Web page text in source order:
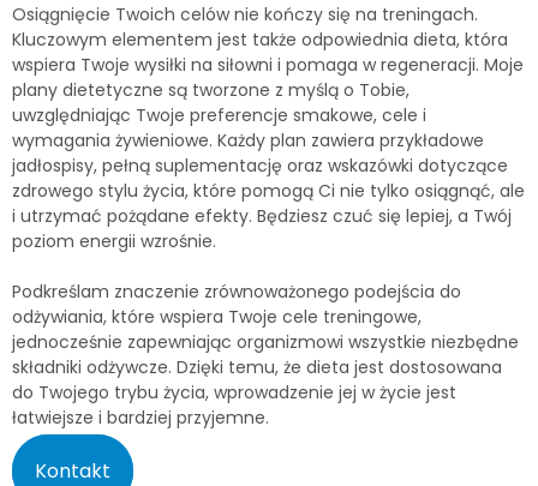
Osiągnięcie Twoich celów nie kończy się na treningach.
Kluczowym elementem jest także odpowiednia dieta, która
wspiera Twoje wysiłki na siłowni i pomaga w regeneracji. Moje
plany dietetyczne są tworzone z myślą o Tobie,
uwzględniając Twoje preferencje smakowe, cele i
wymagania żywieniowe. Każdy plan zawiera przykładowe
jadłospisy, pełną suplementację oraz wskazówki dotyczące
zdrowego stylu życia, które pomogą Ci nie tylko osiągnąć, ale
i utrzymać pożądane efekty. Będziesz czuć się lepiej, a Twój
poziom energii wzrośnie.
Podkreślam znaczenie zrównoważonego podejścia do
odżywiania, które wspiera Twoje cele treningowe,
jednocześnie zapewniając organizmowi wszystkie niezbędne
składniki odżywcze. Dzięki temu, że dieta jest dostosowana
do Twojego trybu życia, wprowadzenie jej w życie jest
łatwiejsze i bardziej przyjemne.
Kontakt